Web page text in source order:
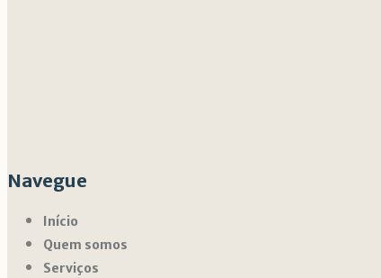
Navegue
Início
Quem somos
Serviços